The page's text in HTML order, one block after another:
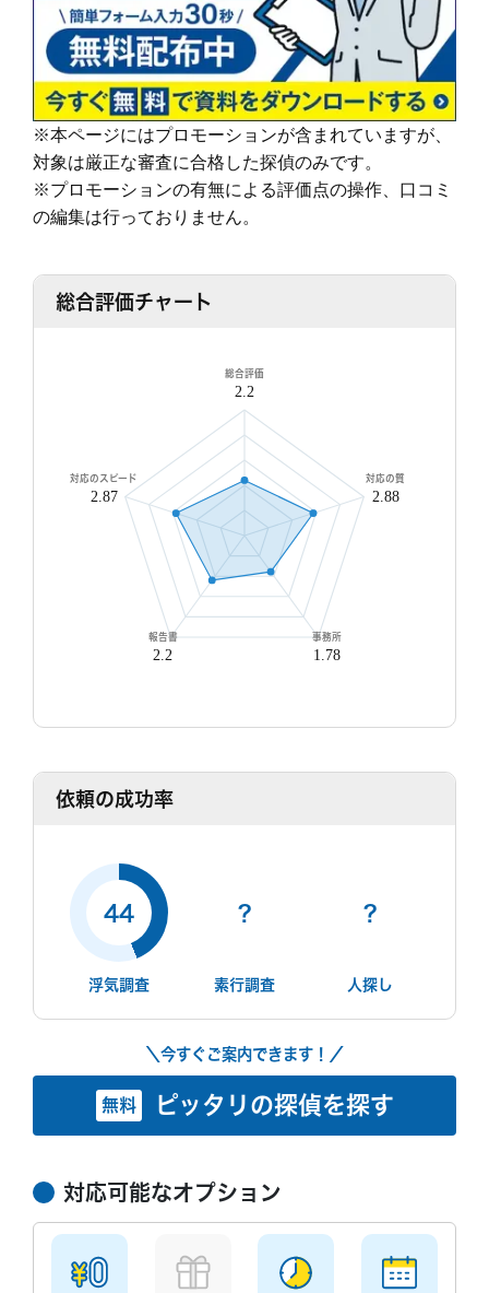
(他社２～３年に１回買い替え)
カウンセリング 「明朗会計」がモットー。 あとから請求は時
間延長以外一切なし！
依頼者様にあった最適なプランを、オーダーメ
イドで提案します。
続きを読む
報告書 「明朗会計」がモットー。 あとから請求は時
間延長以外一切なし！
依頼者様にあった最適なプランを、オーダーメ
イドで提案します。
金 土 日
○
無料相談/見積もり
30秒でご案内できます
現在営業中
※本ページにはプロモーションが含まれていますが、
対象は厳正な審査に合格した探偵のみです。
※プロモーションの有無による評価点の操作、口コミ
の編集は行っておりません。
総合評価チャート
総合評価
2.2
対応の質
2.88
事務所
1.78
報告書
2.2
対応のスピード
2.87
依頼の成功率
44
浮気調査
?
素行調査
?
人探し
＼今すぐご案内できます！／
無料 ピッタリの探偵を探す
対応可能なオプション